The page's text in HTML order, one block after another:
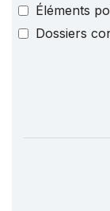
Éléments
Dossiers